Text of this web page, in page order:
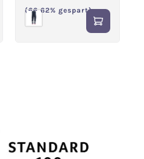
zurzeit nicht verfügbar.)
(66.62% gespart)